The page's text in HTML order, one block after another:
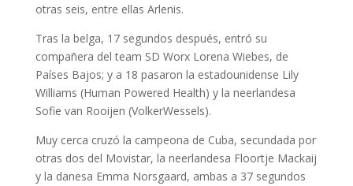
otras seis, entre ellas Arlenis.
Tras la belga, 17 segundos después, entró su
compañera del team SD Worx Lorena Wiebes, de
Países Bajos; y a 18 pasaron la estadounidense Lily
Williams (Human Powered Health) y la neerlandesa
Sofie van Rooijen (VolkerWessels).
Muy cerca cruzó la campeona de Cuba, secundada por
otras dos del Movistar, la neerlandesa Floortje Mackaij
y la danesa Emma Norsgaard, ambas a 37 segundos